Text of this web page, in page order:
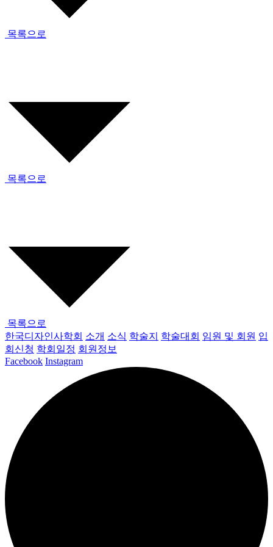
목록으로
목록으로
목록으로
한국디자인사학회 소개 소식 학술지 학술대회 임원 및 회원 입
회신청 학회일정 회원정보
Facebook Instagram